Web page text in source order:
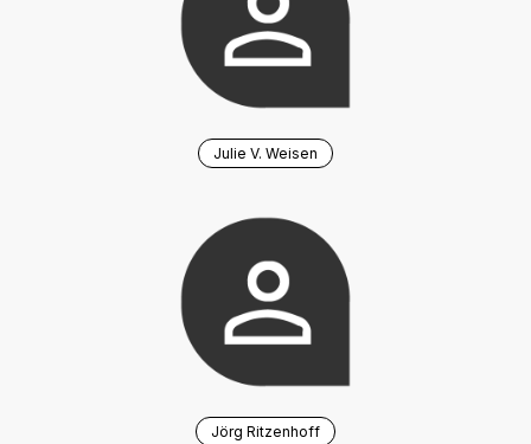
Julie V. Weisen
Jörg Ritzenhoff